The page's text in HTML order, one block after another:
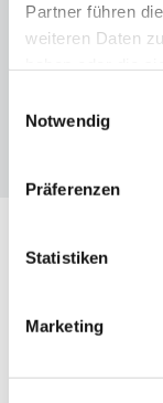
Partner führen
weiteren Daten
Notwendig
Präferenzen
Statistiken
Marketing